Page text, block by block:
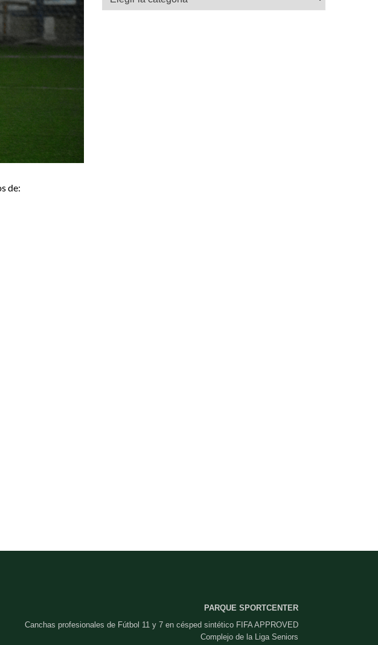
de:
PARQUE SPORTCENTER
Canchas profesionales de Fútbol 11 y 7 en césped sintético FIFA APPROVED
Complejo de la Liga Seniors